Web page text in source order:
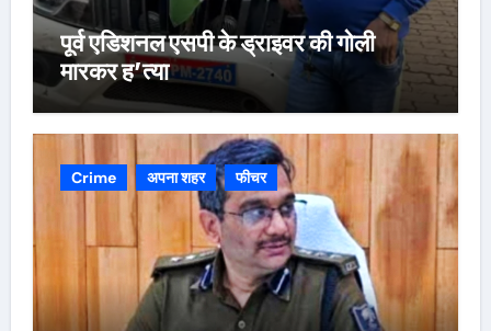
पूर्व एडिशनल एसपी के ड्राइवर की गोली
मारकर ह’त्या
Crime अपना शहर फीचर